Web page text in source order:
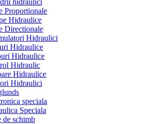
hidraulici
Proportionale
Hidraulice
Directionale
Hidraulici
Hidraulice
Hidraulice
Hidraulic
Hidraulice
Hidraulici
speciala
Speciala
de schimb